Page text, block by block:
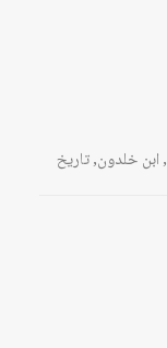
,ابن خلدون,تاريخ